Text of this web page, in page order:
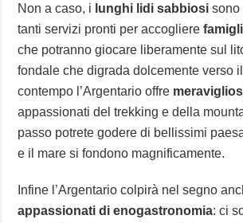
Non a caso, i lunghi lidi sabbiosi sono
tanti servizi pronti per accogliere
che potranno giocare liberamente sul
fondale che digrada dolcemente verso il
contempo l’Argentario offre
appassionati del trekking e della
passo potrete godere di bellissimi
e il mare si fondono magnificamente.
Infine l’Argentario colpirà nel segno
appassionati di enogastronomia: ci